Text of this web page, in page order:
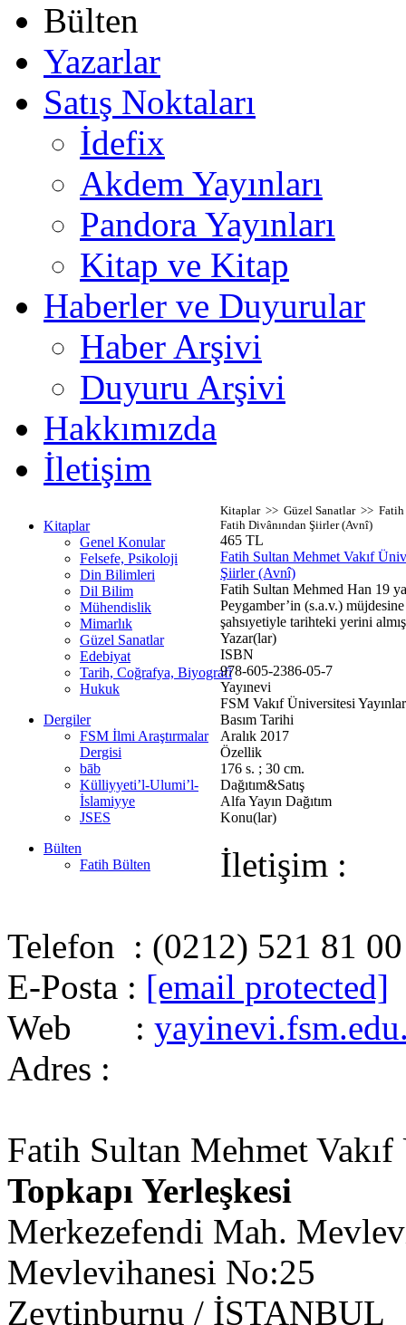
Bülten
Yazarlar
Satış Noktaları
İdefix
Akdem Yayınları
Pandora Yayınları
Kitap ve Kitap
Haberler ve Duyurular
Haber Arşivi
Duyuru Arşivi
Hakkımızda
İletişim
Kitaplar
Genel Konular
Felsefe, Psikoloji
Din Bilimleri
Dil Bilim
Mühendislik
Mimarlık
Güzel Sanatlar
Edebiyat
Tarih, Coğrafya, Biyografi
Hukuk
Dergiler
FSM İlmi Araştırmalar
Dergisi
bāb
Külliyyeti’l-Ulumi’l-
İslamiyye
JSES
Bülten
Fatih Bülten
Kitaplar >> Güzel Sanatlar >> Fatih
Fatih Divânından Şiirler (Avnî)
465 TL
Fatih Sultan Mehmet Vakıf
Şiirler (Avnî)
Fatih Sultan Mehmed Han 19
Peygamber’in (s.a.v.)
şahsıyetiyle tarihteki yerini
Yazar(lar)
ISBN
978-605-2386-05-7
Yayınevi
FSM Vakıf Üniversitesi
Basım Tarihi
Aralık 2017
Özellik
176 s. ; 30 cm.
Dağıtım&Satış
Alfa Yayın Dağıtım
Konu(lar)
İletişim :
Telefon : (0212) 521 81 00
E-Posta : [email protected]
Web :
Adres :
Fatih Sultan Mehmet Vakıf
Topkapı Yerleşkesi
Merkezefendi Mah.
Mevlevihanesi No:25
Zeytinburnu / İSTANBUL